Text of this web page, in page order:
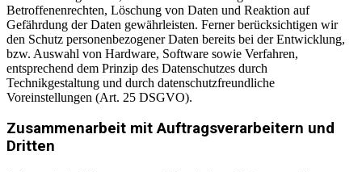
Betroffenenrechten, Löschung von Daten und Reaktion auf
Gefährdung der Daten gewährleisten. Ferner berücksichtigen wir
den Schutz personenbezogener Daten bereits bei der Entwicklung,
bzw. Auswahl von Hardware, Software sowie Verfahren,
entsprechend dem Prinzip des Datenschutzes durch
Technikgestaltung und durch datenschutzfreundliche
Voreinstellungen (Art. 25 DSGVO).
Zusammenarbeit mit Auftragsverarbeitern und
Dritten